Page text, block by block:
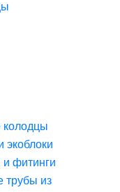
экоблоки
фитинги
трубы из